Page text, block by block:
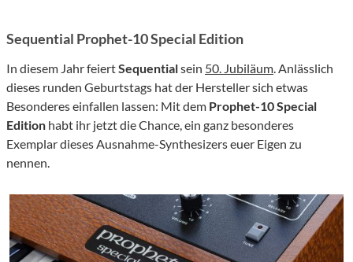
Sequential Prophet-10 Special Edition
In diesem Jahr feiertSequentialsein 50. Jubiläum. Anlässlich
dieses runden Geburtstags hat der Hersteller sich etwas
Besonderes einfallen lassen: Mit dem Prophet-10 Special
Edition habt ihr jetzt die Chance, ein ganz besonderes
Exemplar dieses Ausnahme-Synthesizers euer Eigen zu
nennen.